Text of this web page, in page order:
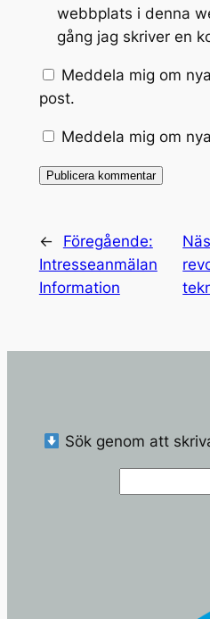
webbplats i denna
gång jag skriver en
Meddela mig om
post.
Meddela mig om
←
Föregående:
Intresseanmälan
Information
Sök genom att